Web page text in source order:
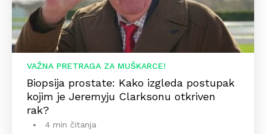
VAŽNA PRETRAGA ZA MUŠKARCE!
Biopsija prostate: Kako izgleda postupak
kojim je Jeremyju Clarksonu otkriven
rak?
4 min čitanja